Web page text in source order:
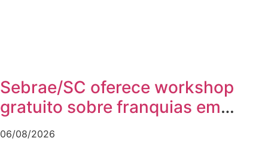
Sebrae/SC oferece workshop
gratuito sobre franquias em
Joinville
06/08/2026